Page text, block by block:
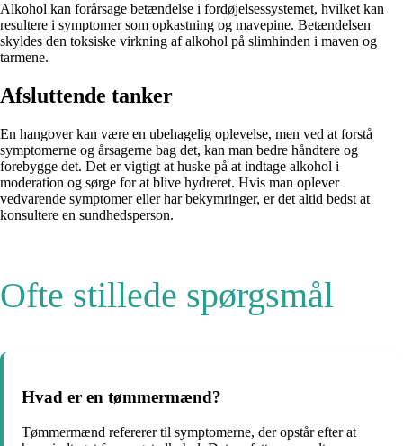
Alkohol kan forårsage betændelse i fordøjelsessystemet, hvilket kan
resultere i symptomer som opkastning og mavepine. Betændelsen
skyldes den toksiske virkning af alkohol på slimhinden i maven og
tarmene.
Afsluttende tanker
En hangover kan være en ubehagelig oplevelse, men ved at forstå
symptomerne og årsagerne bag det, kan man bedre håndtere og
forebygge det. Det er vigtigt at huske på at indtage alkohol i
moderation og sørge for at blive hydreret. Hvis man oplever
vedvarende symptomer eller har bekymringer, er det altid bedst at
konsultere en sundhedsperson.
Ofte stillede spørgsmål
Hvad er en tømmermænd?
Tømmermænd refererer til symptomerne, der opstår efter at